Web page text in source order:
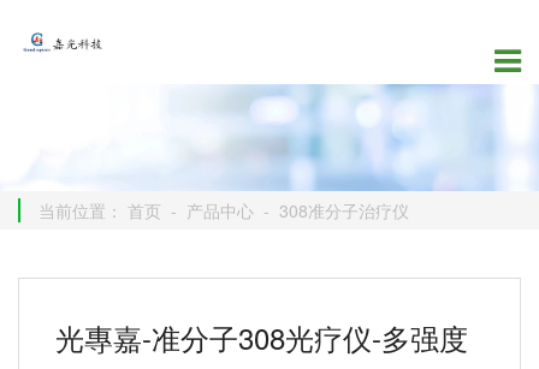
当前位置： 首页 - 产品中心 - 308准分子治疗仪
光專嘉-准分子308光疗仪-多强度